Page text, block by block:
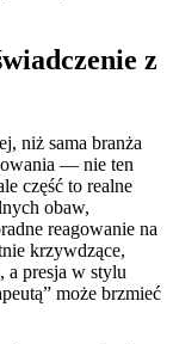
z
niż sama branża
— nie ten
część to realne
obaw,
reagowanie na
krzywdzące,
a presja w stylu
może brzmieć